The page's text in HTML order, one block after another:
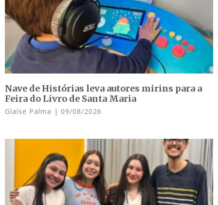
Nave de Histórias leva autores mirins para a
Feira do Livro de Santa Maria
Glaíse Palma 09/08/2026